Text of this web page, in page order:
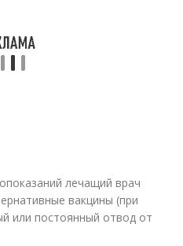
лечащий врач
вакцины (при
или постоянный отвод от